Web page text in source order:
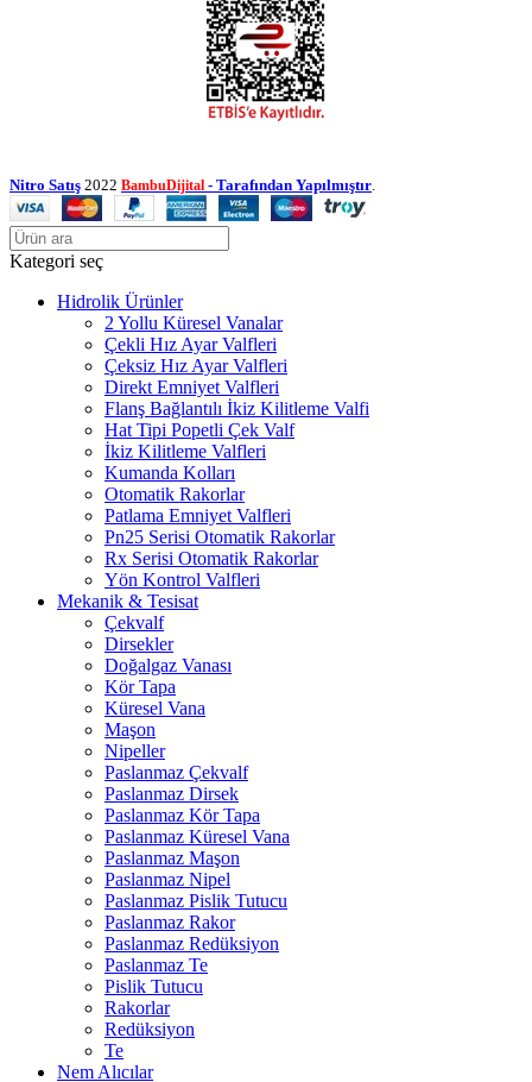
Nitro Satış 2022 BambuDijital - Tarafından Yapılmıştır
Kategori seç
Hidrolik Ürünler
2 Yollu Küresel Vanalar
Çekli Hız Ayar Valfleri
Çeksiz Hız Ayar Valfleri
Direkt Emniyet Valfleri
Flanş Bağlantılı İkiz Kilitleme Valfi
Hat Tipi Popetli Çek Valf
İkiz Kilitleme Valfleri
Kumanda Kolları
Otomatik Rakorlar
Patlama Emniyet Valfleri
Pn25 Serisi Otomatik Rakorlar
Rx Serisi Otomatik Rakorlar
Yön Kontrol Valfleri
Mekanik & Tesisat
Çekvalf
Dirsekler
Doğalgaz Vanası
Kör Tapa
Küresel Vana
Maşon
Nipeller
Paslanmaz Çekvalf
Paslanmaz Dirsek
Paslanmaz Kör Tapa
Paslanmaz Küresel Vana
Paslanmaz Maşon
Paslanmaz Nipel
Paslanmaz Pislik Tutucu
Paslanmaz Rakor
Paslanmaz Redüksiyon
Paslanmaz Te
Pislik Tutucu
Rakorlar
Redüksiyon
Te
Nem Alıcılar